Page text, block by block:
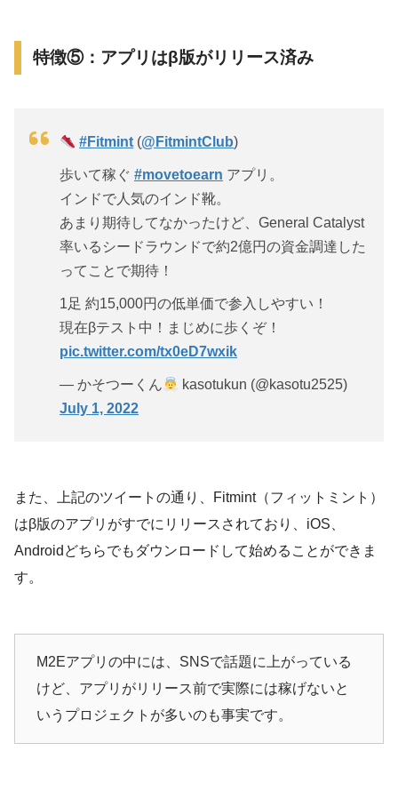
特徴⑤：アプリはβ版がリリース済み
#Fitmint (@FitmintClub)
歩いて稼ぐ #movetoearn アプリ。
インドで人気のインド靴。
あまり期待してなかったけど、General Catalyst
率いるシードラウンドで約2億円の資金調達した
ってことで期待！
1足 約15,000円の低単価で参入しやすい！
現在βテスト中！まじめに歩くぞ！
pic.twitter.com/tx0eD7wxik
— かそつーくん
kasotukun (@kasotu2525)
July 1, 2022
また、上記のツイートの通り、Fitmint（フィットミント）
はβ版のアプリがすでにリリースされており、iOS、
Androidどちらでもダウンロードして始めることができま
す。
M2Eアプリの中には、SNSで話題に上がっている
けど、アプリがリリース前で実際には稼げないと
いうプロジェクトが多いのも事実です。